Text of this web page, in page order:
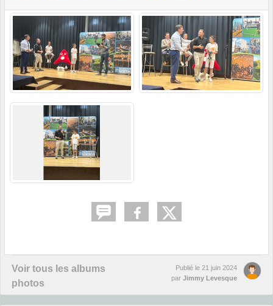
Voir tous les albums
photos
Publié le 21 juin 2024
par Jimmy Levesque